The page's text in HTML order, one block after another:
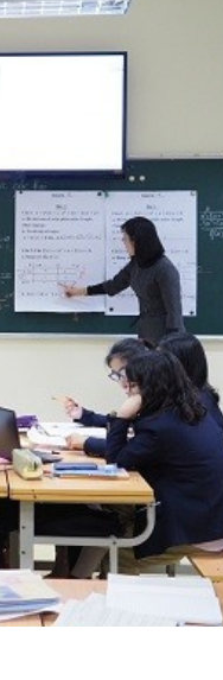
50 năm Việt
nhập UNESCO -